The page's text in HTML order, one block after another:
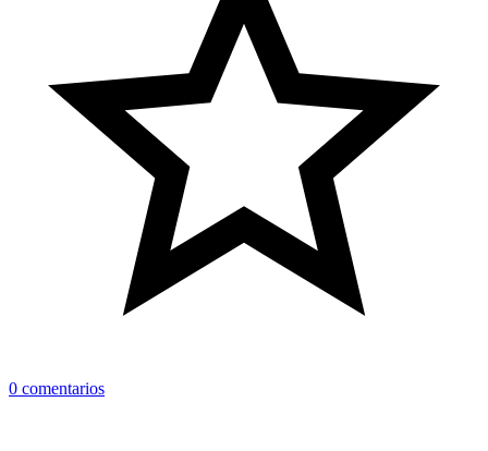
0 comentarios